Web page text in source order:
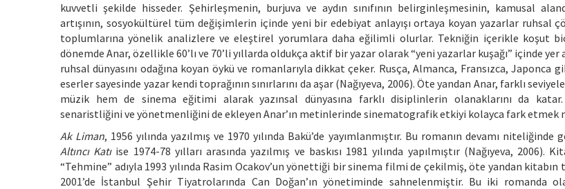
kuvvetli şekilde hisseder. Şehirleşmenin, burjuva ve aydın sınıfının belirginleşmesinin, kamusal
artışının, sosyokültürel tüm değişimlerin içinde yeni bir edebiyat anlayışı ortaya koyan yazarlar ruhsal
toplumlarına yönelik analizlere ve eleştirel yorumlara daha eğilimli olurlar. Tekniğin içerikle koşut
dönemde Anar, özellikle 60’lı ve 70’li yıllarda oldukça aktif bir yazar olarak “yeni yazarlar kuşağı” içinde yer
ruhsal dünyasını odağına koyan öykü ve romanlarıyla dikkat çeker. Rusça, Almanca, Fransızca, Japonca
eserler sayesinde yazar kendi toprağının sınırlarını da aşar (Nağıyeva, 2006). Öte yandan Anar, farklı
müzik hem de sinema eğitimi alarak yazınsal dünyasına farklı disiplinlerin olanaklarını da katar.
senaristliğini ve yönetmenliğini de ekleyen Anar’ın metinlerinde sinematografik etkiyi kolayca fark etmek
Ak Liman, 1956 yılında yazılmış ve 1970 yılında Bakü’de yayımlanmıştır. Bu romanın devamı niteliğinde
Altıncı Katıise 1974-78 yılları arasında yazılmış ve baskısı 1981 yılında yapılmıştır (Nağıyeva, 2006).
“Tehmine” adıyla 1993 yılında Rasim Ocakov’un yönettiği bir sinema filmi de çekilmiş, öte yandan kitabın
2001’de İstanbul Şehir Tiyatrolarında Can Doğan’ın yönetiminde sahnelenmiştir. Bu iki romanda